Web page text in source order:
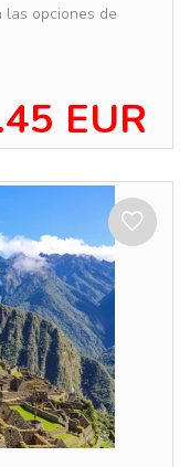
las opciones de
EUR